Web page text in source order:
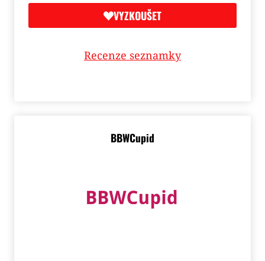
VYZKOUŠET
Recenze seznamky
BBWCupid